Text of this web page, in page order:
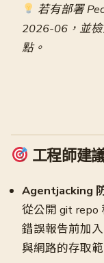
若有部署
2026-06，並
點。
工程師建
Agentjacking
從公開 git repo
錯誤報告前加
與網路的存取